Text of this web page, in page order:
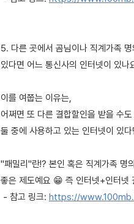
5. 다른 곳에서 곰님이나 직계가족
있다면 어느 통신사의 인터넷이 있나
이를 여쭙는 이유는,
어쩌면 또 다른 결합할인을 받을 수
둘 중에 사용하고 있는 인터넷이 있
"패밀리"란!? 본인 혹은 직계가족 명
좋은 제도예요 😁 즉 인터넷+인터넷
- 참고 링크: https://